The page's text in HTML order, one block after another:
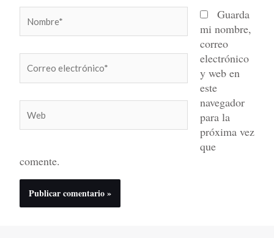
electrónico*
Guarda
mi nombre,
correo
electrónico
y web en
este
navegador
para la
próxima vez
que
comente.